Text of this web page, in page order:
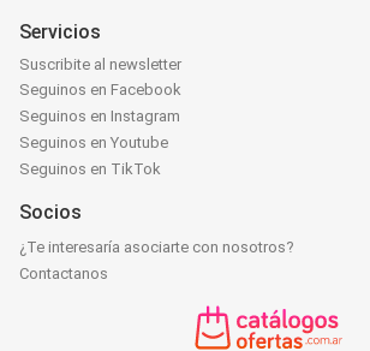
Servicios
Suscribite al newsletter
Seguinos en Facebook
Seguinos en Instagram
Seguinos en Youtube
Seguinos en TikTok
Socios
¿Te interesaría asociarte con nosotros?
Contactanos